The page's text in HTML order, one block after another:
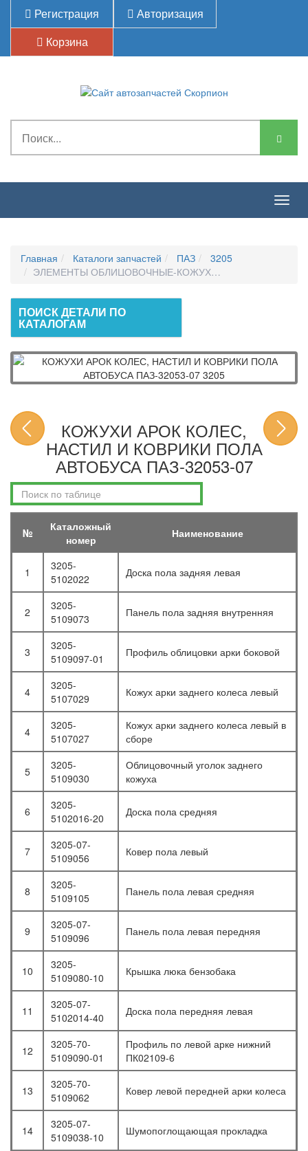
Регистрация
Авторизация
Корзина
Главная Каталоги запчастей ПАЗ
3205
ЭЛЕМЕНТЫ ОБЛИЦОВОЧНЫЕ-КОЖУХИ АРОК КОЛЕС,
ПОИСК ДЕТАЛИ ПО
КАТАЛОГАМ
КОЖУХИ АРОК КОЛЕС,
НАСТИЛ И КОВРИКИ ПОЛА
АВТОБУСА ПАЗ-32053-07
№
Каталожный
номер
Наименование
1
3205-
5102022
Доска пола задняя левая
2
3205-
5109073
Панель пола задняя внутренняя
3
3205-
5109097-01
Профиль облицовки арки боковой
4
3205-
5107029
Кожух арки заднего колеса левый
4
3205-
5107027
Кожух арки заднего колеса левый в
сборе
5
3205-
5109030
Облицовочный уголок заднего
кожуха
6
3205-
5102016-20
Доска пола средняя
7
3205-07-
5109056
Ковер пола левый
8
3205-
5109105
Панель пола левая средняя
9
3205-07-
5109096
Панель пола левая передняя
10
3205-
5109080-10
Крышка люка бензобака
11
3205-07-
5102014-40
Доска пола передняя левая
12
3205-70-
5109090-01
Профиль по левой арке нижний
ПК02109-6
13
3205-70-
5109062
Ковер левой передней арки колеса
14
3205-07-
5109038-10
Шумопоглощающая прокладка